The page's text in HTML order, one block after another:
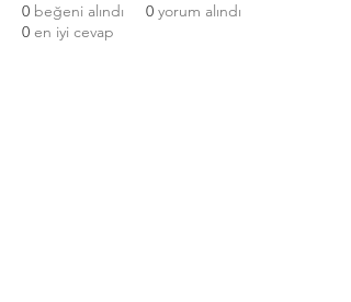
0 beğeni alındı 0 yorum alındı
0 en iyi cevap